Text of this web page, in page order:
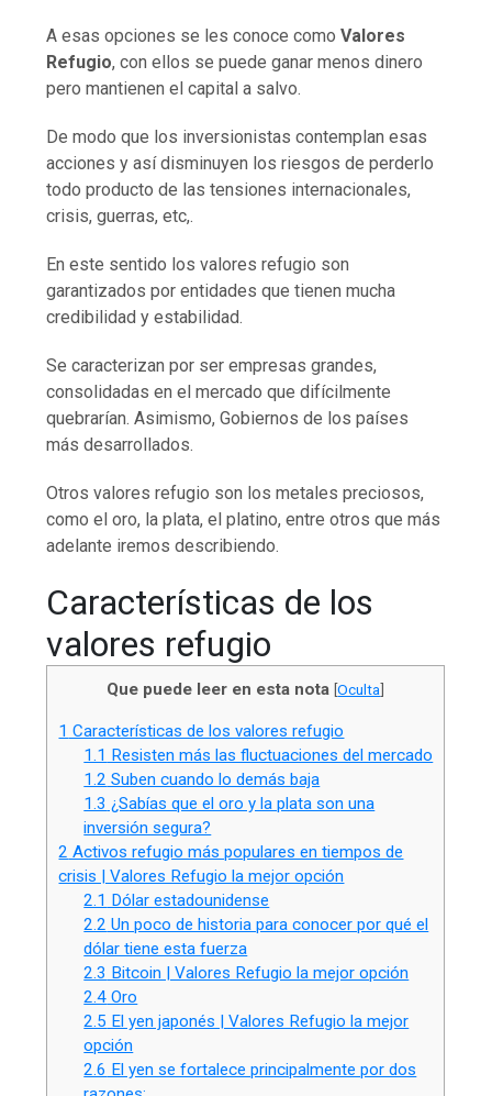
A esas opciones se les conoce comoValores
Refugio, con ellos se puede ganar menos dinero
pero mantienen el capital a salvo.
De modo que los inversionistas contemplan esas
acciones y así disminuyen los riesgos de perderlo
todo producto de las tensiones internacionales,
crisis, guerras, etc,.
En este sentido los valores refugio son
garantizados por entidades que tienen mucha
credibilidad y estabilidad.
Se caracterizan por ser empresas grandes,
consolidadas en el mercado que difícilmente
quebrarían. Asimismo, Gobiernos de los países
más desarrollados.
Otros valores refugio son los metales preciosos,
como el oro, la plata, el platino, entre otros que más
adelante iremos describiendo.
Características de los
valores refugio
Que puede leer en esta nota [Oculta]
1 Características de los valores refugio
1.1 Resisten más las fluctuaciones del mercado
1.2 Suben cuando lo demás baja
1.3 ¿Sabías que el oro y la plata son una
inversión segura?
2 Activos refugio más populares en tiempos de
crisis | Valores Refugio la mejor opción
2.1 Dólar estadounidense
2.2 Un poco de historia para conocer por qué el
dólar tiene esta fuerza
2.3 Bitcoin | Valores Refugio la mejor opción
2.4 Oro
2.5 El yen japonés | Valores Refugio la mejor
opción
2.6 El yen se fortalece principalmente por dos